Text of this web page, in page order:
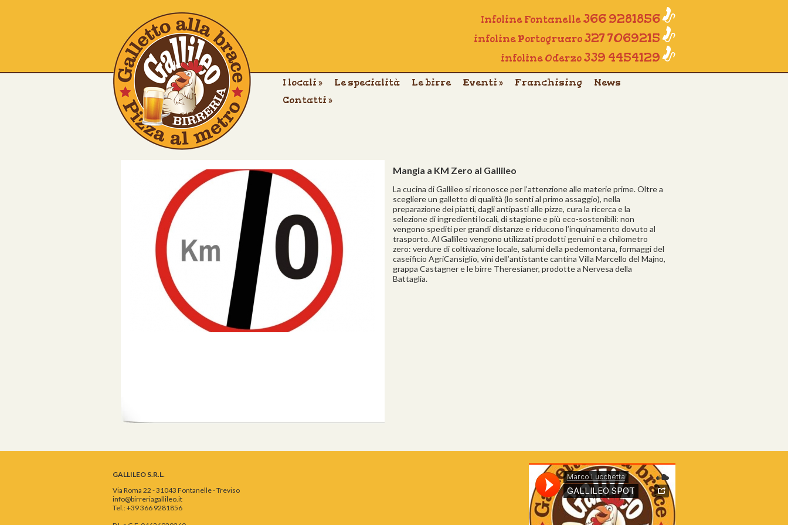
Infoline Fontanelle 366 9281856
infoline Portogruaro 327 7069215
infoline Oderzo 339 4454129
I locali » Le specialità Le birre Eventi » Franchising
News
Contatti »
Mangia a KM Zero al Gallileo
La cucina di Gallileo si riconosce per l’attenzione alle materie prime. Oltre a
scegliere un galletto di qualità (lo senti al primo assaggio), nella
preparazione dei piatti, dagli antipasti alle pizze, cura la ricerca e la
selezione di ingredienti locali, di stagione e più eco-sostenibili: non
vengono spediti per grandi distanze e riducono l’inquinamento dovuto al
trasporto. Al Gallileo vengono utilizzati prodotti genuini e a chilometro
zero: verdure di coltivazione locale, salumi della pedemontana, formaggi del
caseificio AgriCansiglio, vini dell’antistante cantina Villa Marcello del Majno,
grappa Castagner e le birre Theresianer, prodotte a Nervesa della
Battaglia.
GALLILEO S.R.L.
Via Roma 22 - 31043 Fontanelle - Treviso
info@birreriagallileo.it
Tel.: +39 366 9281856